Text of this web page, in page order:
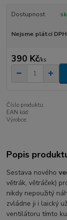
Dostupnost
Nejsme plátci DPH
390 Kč/ks
Číslo produktu:
EAN kód:
Výrobce:
Popis
Sestava nového
větrák, větráček)
nikdy nepoužitý
zvládne ji i laický
ventilátoru tímto